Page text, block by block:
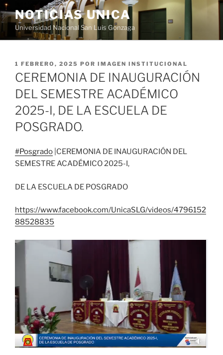
Saltar
al
contenido
NOTICIAS UNICA
Universidad Nacional San Luis Gonzaga
PUBLICADO
EL
1 FEBRERO, 2025 POR IMAGEN INSTITUCIONAL
CEREMONIA DE INAUGURACIÓN
DEL SEMESTRE ACADÉMICO
2025-I, DE LA ESCUELA DE
POSGRADO.
#Posgrado |CEREMONIA DE INAUGURACIÓN DEL
SEMESTRE ACADÉMICO 2025-I,
DE LA ESCUELA DE POSGRADO
https://www.facebook.com/UnicaSLG/videos/4796152
88528835